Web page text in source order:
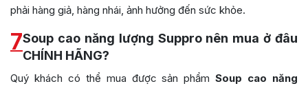
phải hàng giả, hàng nhái, ảnh hưởng đến sức khỏe.
7Soup cao năng lượng Suppro nên mua ở đâu
CHÍNH HÃNG?
Quý khách có thể mua được sản phẩmSoup cao năng